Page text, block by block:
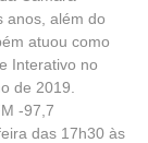
anos, além do
atuou como
Interativo no
de 2019.
-97,7
das 17h30 às